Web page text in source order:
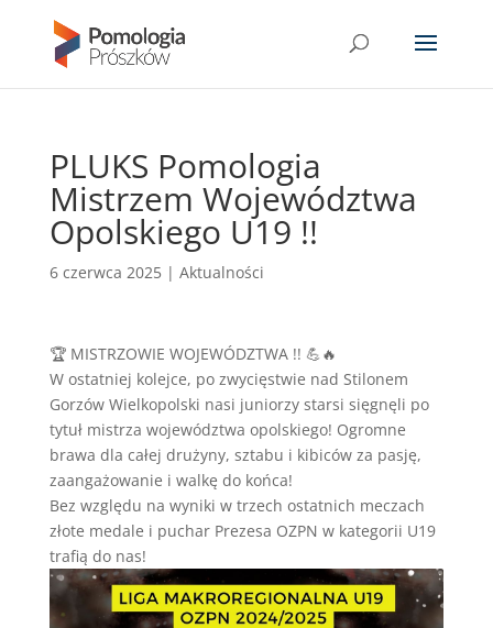
PLUKS Pomologia
Mistrzem Województwa
Opolskiego U19 !!
6 czerwca 2025| Aktualności
🏆 MISTRZOWIE WOJEWÓDZTWA !! 💪🔥
W ostatniej kolejce, po zwycięstwie nad Stilonem
Gorzów Wielkopolski nasi juniorzy starsi sięgnęli po
tytuł mistrza województwa opolskiego! Ogromne
brawa dla całej drużyny, sztabu i kibiców za pasję,
zaangażowanie i walkę do końca!
Bez względu na wyniki w trzech ostatnich meczach
złote medale i puchar Prezesa OZPN w kategorii U19
trafią do nas!